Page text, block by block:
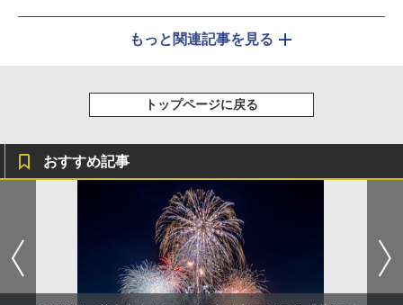
もっと関連記事を見る
トップページに戻る
おすすめ記事